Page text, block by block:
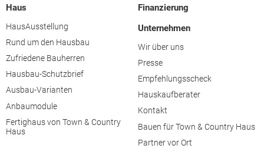
Haus
HausAusstellung
Rund um den Hausbau
Zufriedene Bauherren
Hausbau-Schutzbrief
Ausbau-Varianten
Anbaumodule
Fertighaus von Town & Country
Haus
Finanzierung
Unternehmen
Wir über uns
Presse
Empfehlungsscheck
Hauskaufberater
Kontakt
Bauen für Town & Country Haus
Partner vor Ort